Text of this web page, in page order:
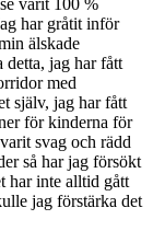
har gråtit inför
älskade
detta, jag har fått
med
själv, jag har fått
för kinderna för
svag och rädd
så har jag försökt
har inte alltid gått
jag förstärka det